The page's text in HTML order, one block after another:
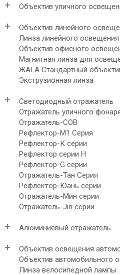
Объектив уличного
Объектив линейного
Линза линейного освещения
Объектив офисного
Магнитная линза для
ЖАГА Стандартный
Экструзионная линза
Светодиодный отражатель
Отражатель уличного
Отражатель-COB
Рефлектор-М1 Серия
Рефлектор-К серии
Рефлектор серии H
Рефлектор-G серии
Отражатель-Тан Серия
Рефлектор-Юань серии
Отражатель-Мин серии
Отражатель-Jin серии
Алюминиевый отражатель
Объектив освещения
Объектив автомобильного
Линза велосипедной лампы